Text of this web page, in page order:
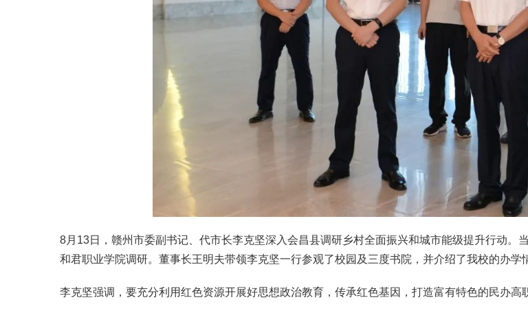
8月13日，赣州市委副书记、代市长李克坚深入会昌县调研乡村全面振兴和城市能级提升行动。
和君职业学院调研。董事长王明夫带领李克坚一行参观了校园及三度书院，并介绍了我校的办学
李克坚强调，要充分利用红色资源开展好思想政治教育，传承红色基因，打造富有特色的民办高